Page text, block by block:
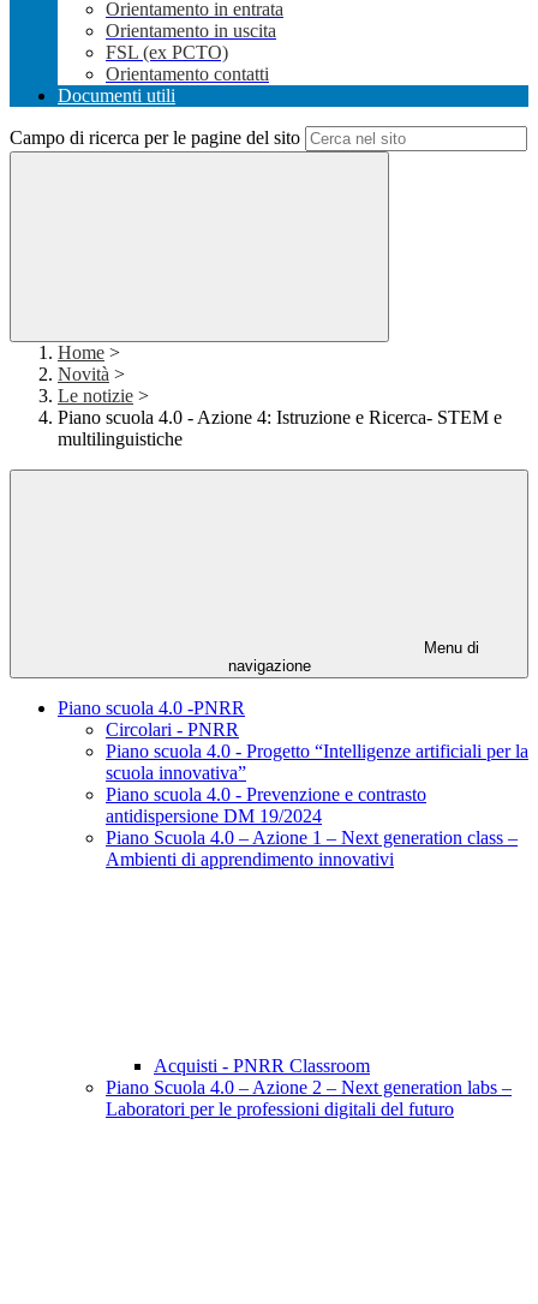
Orientamento in entrata
Orientamento in uscita
FSL (ex PCTO)
Orientamento contatti
Documenti utili
Campo di ricerca per le pagine del sito
Home >
Novità >
Le notizie >
Piano scuola 4.0 - Azione 4: Istruzione e Ricerca- STEM e
multilinguistiche
Menu di
navigazione
Piano scuola 4.0 -PNRR
Circolari - PNRR
Piano scuola 4.0 - Progetto “Intelligenze artificiali per la
scuola innovativa”
Piano scuola 4.0 - Prevenzione e contrasto
antidispersione DM 19/2024
Piano Scuola 4.0 – Azione 1 – Next generation class –
Ambienti di apprendimento innovativi
Acquisti - PNRR Classroom
Piano Scuola 4.0 – Azione 2 – Next generation labs –
Laboratori per le professioni digitali del futuro